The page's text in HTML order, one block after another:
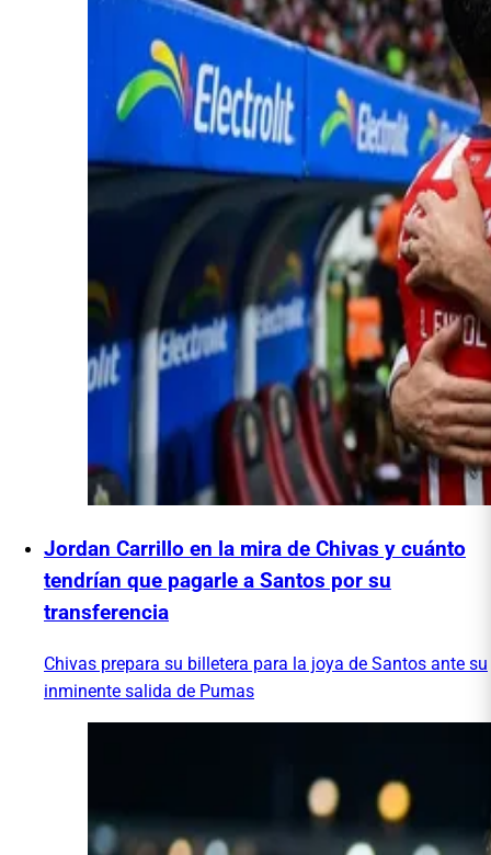
Jordan Carrillo en la mira de Chivas y cuánto
tendrían que pagarle a Santos por su
transferencia
Chivas prepara su billetera para la joya de Santos ante su
inminente salida de Pumas